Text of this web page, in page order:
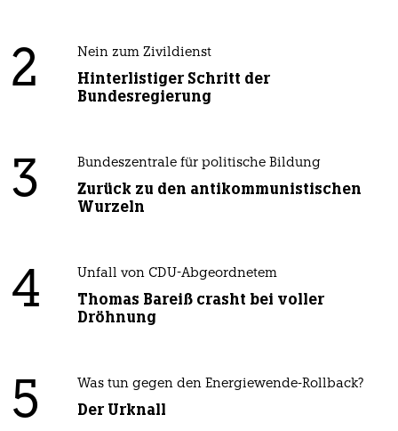
2 Nein zum Zivildienst
Hinterlistiger Schritt der
Bundesregierung
3 Bundeszentrale für politische Bildung
Zurück zu den antikommunistischen
Wurzeln
4 Unfall von CDU-Abgeordnetem
Thomas Bareiß crasht bei voller
Dröhnung
5 Was tun gegen den Energiewende-Rollback?
Der Urknall